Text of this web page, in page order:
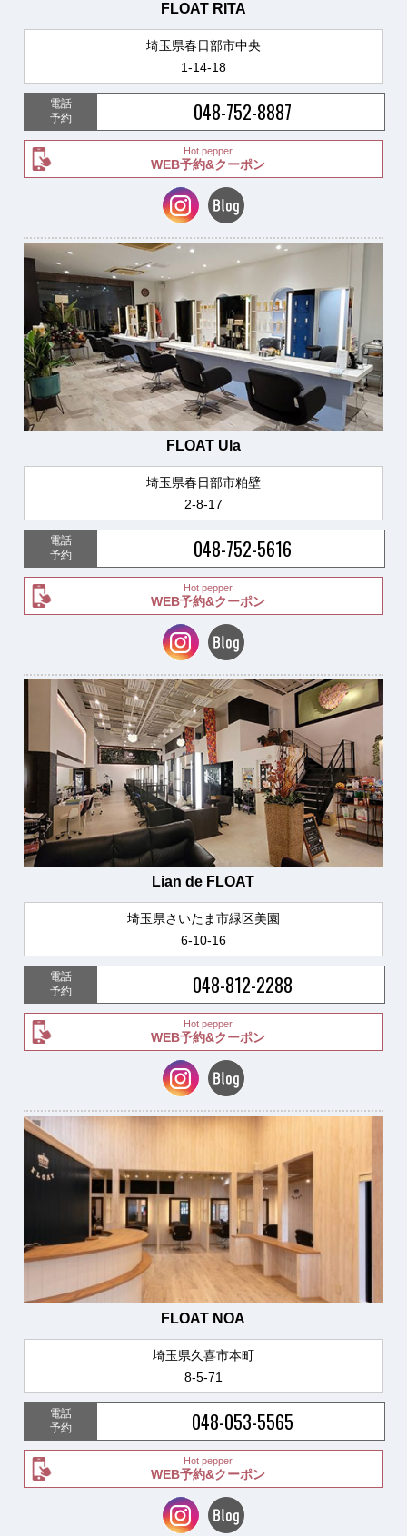
FLOAT RITA
埼玉県春日部市中央
1-14-18
電話
予約
048-752-8887
Hot pepper
WEB予約&クーポン
FLOAT Ula
埼玉県春日部市粕壁
2-8-17
電話
予約
048-752-5616
Hot pepper
WEB予約&クーポン
Lian de FLOAT
埼玉県さいたま市緑区美園
6-10-16
電話
予約
048-812-2288
Hot pepper
WEB予約&クーポン
FLOAT NOA
埼玉県久喜市本町
8-5-71
電話
予約
048-053-5565
Hot pepper
WEB予約&クーポン